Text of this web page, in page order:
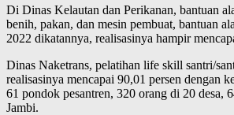
Di Dinas Kelautan dan Perikanan, bantuan
benih, pakan, dan mesin pembuat, bantuan
2022 dikatannya, realisasinya hampir
Dinas Naketrans, pelatihan life skill santri/
realisasinya mencapai 90,01 persen dengan
61 pondok pesantren, 320 orang di 20 desa,
Jambi.